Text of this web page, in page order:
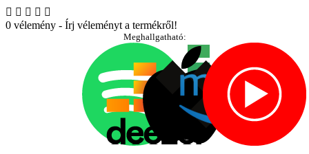
0 vélemény - Írj véleményt a termékről!
Meghallgatható: